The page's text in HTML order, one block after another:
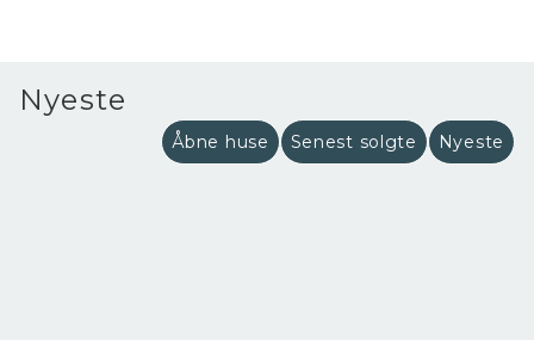
Nyeste
Åbne huse Senest solgte Nyeste